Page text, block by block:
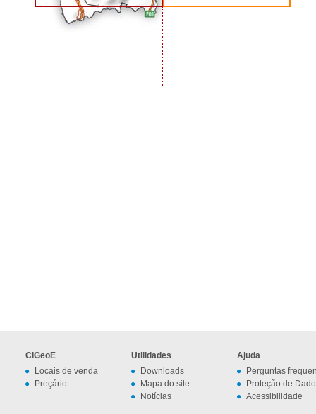
CIGeoE
Locais de venda
Preçário
Utilidades
Downloads
Mapa do site
Notícias
Ajuda
Perguntas
Proteção de
Acessibilidade